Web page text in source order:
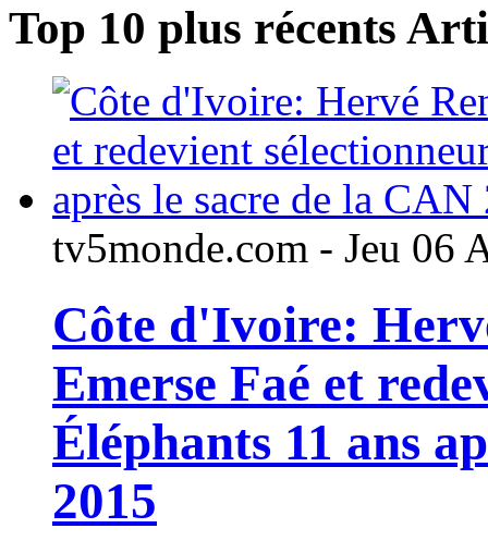
Top 10 plus récents
tv5monde.com - Jeu 06
Côte d'Ivoire:
Emerse Faé et
Éléphants 11 ans
2015